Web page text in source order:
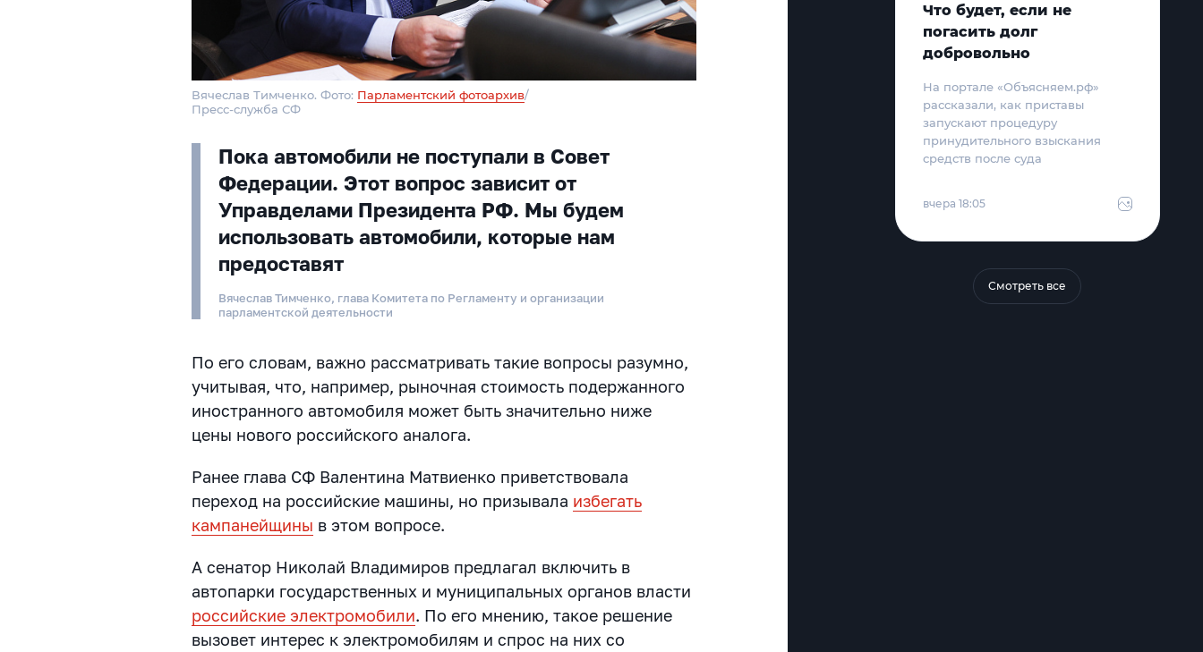
Вячеслав Тимченко. Фото: Парламентский фотоархив/
Пресс-служба СФ
Пока автомобили не поступали в Совет
Федерации. Этот вопрос зависит от
Управделами Президента РФ. Мы будем
использовать автомобили, которые нам
предоставят
Вячеслав Тимченко, глава Комитета по Регламенту и организации
парламентской деятельности
По его словам, важно рассматривать такие вопросы разумно,
учитывая, что, например, рыночная стоимость подержанного
иностранного автомобиля может быть значительно ниже
цены нового российского аналога.
Ранее глава СФ Валентина Матвиенко приветствовала
переход на российские машины, но призывала избегать
кампанейщины в этом вопросе.
А сенатор Николай Владимиров предлагал включить в
автопарки государственных и муниципальных органов власти
российские электромобили. По его мнению, такое решение
вызовет интерес к электромобилям и спрос на них со
Что будет, если не
погасить долг
добровольно
На портале «Объясняем.рф»
рассказали, как приставы
запускают процедуру
принудительного взыскания
средств после суда
вчера 18:05
Смотреть все